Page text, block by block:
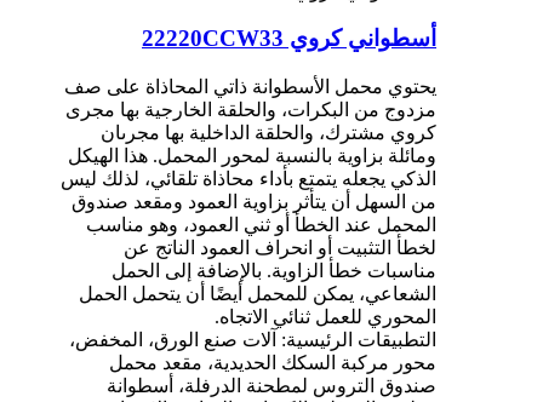
أسطواني كروي 22220CCW33
يحتوي محمل الأسطوانة ذاتي المحاذاة على صف
مزدوج من البكرات، والحلقة الخارجية بها مجرى
كروي مشترك، والحلقة الداخلية بها مجرىان
ومائلة بزاوية بالنسبة لمحور المحمل. هذا الهيكل
الذكي يجعله يتمتع بأداء محاذاة تلقائي، لذلك ليس
من السهل أن يتأثر بزاوية العمود ومقعد صندوق
المحمل عند الخطأ أو ثني العمود، وهو مناسب
لخطأ التثبيت أو انحراف العمود الناتج عن
مناسبات خطأ الزاوية. بالإضافة إلى الحمل
الشعاعي، يمكن للمحمل أيضًا أن يتحمل الحمل
المحوري للعمل ثنائي الاتجاه.
التطبيقات الرئيسية: آلات صنع الورق، المخفض،
محور مركبة السكك الحديدية، مقعد محمل
صندوق التروس لمطحنة الدرفلة، أسطوانة